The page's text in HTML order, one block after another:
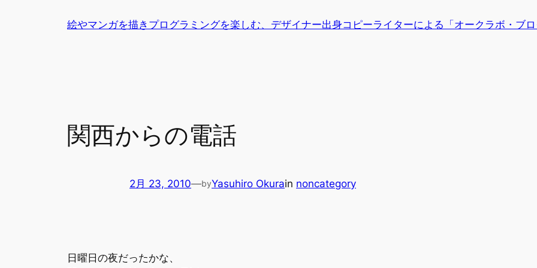
絵やマンガを描きプログラミングを楽しむ、デザイナー出身コピーライターによる「オークラボ・ブロ
関西からの電話
2月 23, 2010—byYasuhiro Okurain noncategory
日曜日の夜だったかな、